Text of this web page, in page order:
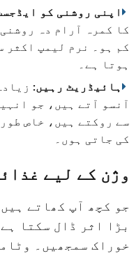
اپنی روشنی کو
کا کمرہ آرام دہ
کم ہو۔ نرم لیمپ اکثر
ہوتا ہے۔
ہائیڈریٹ رہیں:
آنسو آتے ہیں، جو
سے روکتے ہیں، خاص
کی جاتی ہوں۔
وژن کے لیے
جو کچھ آپ کھاتے
بڑا اثر ڈال سکتا
خوراک سمجھیں۔